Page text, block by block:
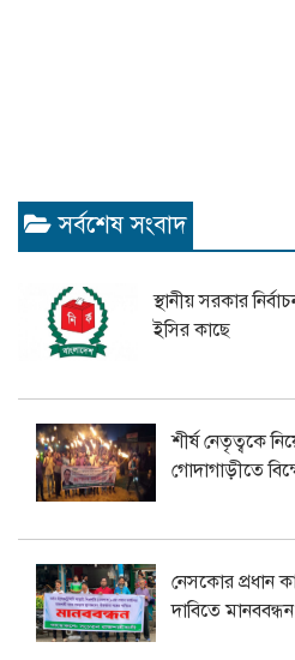
সর্বশেষ সংবাদ
স্থানীয় সরকার
ইসির কাছে
শীর্ষ নেতৃত্বকে
গোদাগাড়ীতে
নেসকোর প্রধান
দাবিতে মানববন্ধন